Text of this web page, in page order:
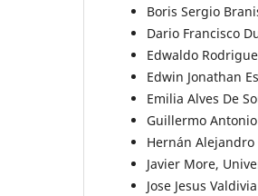
Boris Sergio
Dario Francisco
Edwaldo
Edwin Jonathan
Emilia Alves De
Guillermo
Hernán
Javier More,
Jose Jesus